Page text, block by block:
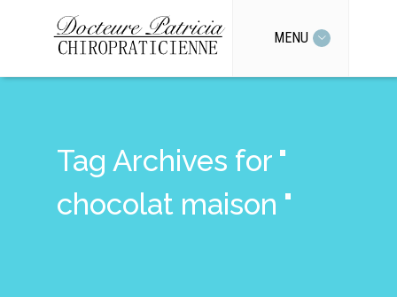
MENU
Tag Archives for "
chocolat maison "